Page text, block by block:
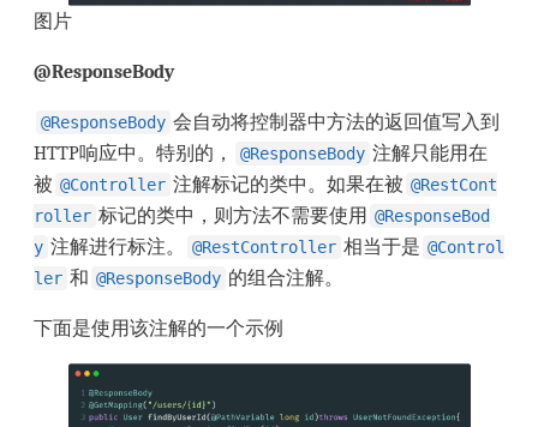
图片
@ResponseBody
@ResponseBody 会自动将控制器中方法的返回值写入到
HTTP响应中。特别的，
@ResponseBody 注解只能用在
被 @Controller 注解标记的类中。如果在被 @RestCont
roller 标记的类中，则方法不需要使用 @ResponseBod
y 注解进行标注。 @RestController 相当于是 @Control
ler 和 @ResponseBody 的组合注解。
下面是使用该注解的一个示例